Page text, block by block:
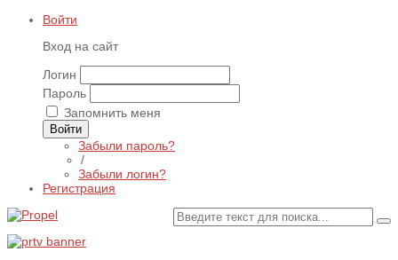
Войти
Вход на сайт
Логин
Пароль
Запомнить меня
Войти
Забыли пароль?
/
Забыли логин?
Регистрация